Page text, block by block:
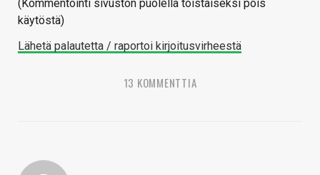
(Kommentointi sivuston puolella toistaiseksi pois
käytöstä)
Lähetä palautetta / raportoi kirjoitusvirheestä
13 KOMMENTTIA